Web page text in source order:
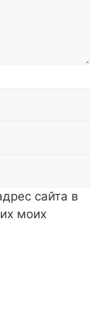
сайта в
моих